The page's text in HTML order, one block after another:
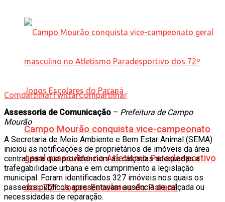
Campo Mourão conquista vice-campeonato
geral masculino no Atletismo Paradesportivo
dos 72º Jogos Escolares do Paraná
CompartilharTwittarCompartilhar
Assessoria de Comunicação – Prefeitura de Campo
Mourão
A Secretaria de Meio Ambiente e Bem Estar Animal (SEMA)
iniciou as notificações de proprietários de imóveis da área
central para que providenciem as calçadas adequadas a
trafegabilidade urbana e em cumprimento a legislação
municipal. Foram identificados 327 imóveis nos quais os
passeios públicos apresentavam ausência de calçada ou
necessidades de reparação.